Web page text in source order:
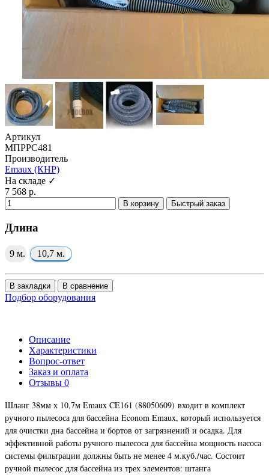
Артикул
МПРРС481
Производитель
Emaux (КНР)
На складе ✓
7 568 р.
В корзину Быстрый заказ
Длина
9 м. 10,7 м.
В закладки В сравнение
Подбор оборудования
Описание
Характеристики
Вопрос-ответ
Заказ и оплата
Отзывы 0
Шланг 38мм х 10,7м Emaux CE161 (88050609) входит в комплект
ручного пылесоса для бассейна Econom Emaux, который используется
для очистки дна бассейна и бортов от загрязнений и осадка. Для
эффективной работы ручного пылесоса для бассейна мощность насоса
системы фильтрации должны быть не менее 4 м.куб./час. Состоит
ручной пылесос для бассейна из трех элементов: штанга